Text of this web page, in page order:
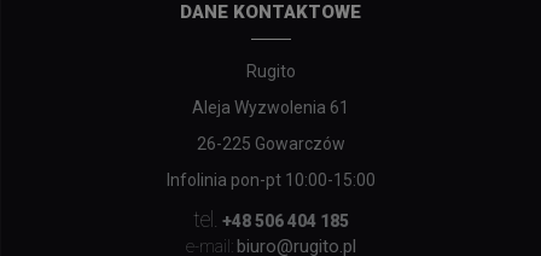
DANE KONTAKTOWE
Rugito
Aleja Wyzwolenia 61
26-225 Gowarczów
Infolinia pon-pt 10:00-15:00
tel.
+48 506 404 185
e-mail: biuro@rugito.pl